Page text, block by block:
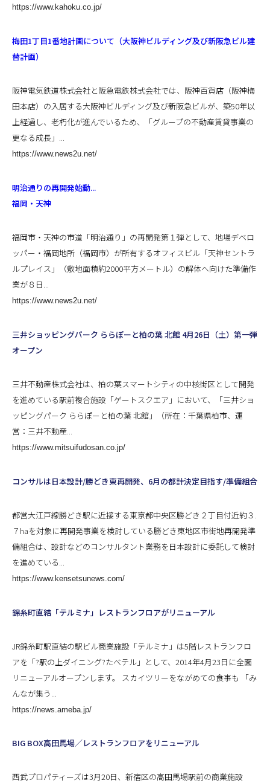
https://www.kahoku.co.jp/
梅田1丁目1番地計画について（大阪神ビルディング及び新阪急ビル建
替計画）
阪神電気鉄道株式会社と阪急電鉄株式会社では、阪神百貨店（阪神梅
田本店）の入居する大阪神ビルディング及び新阪急ビルが、築50年以
上経過し、老朽化が進んでいるため、「グループの不動産賃貸事業の
更なる成長」...
https://www.news2u.net/
明治通りの再開発始動...
福岡・天神
福岡市・天神の市道「明治通り」の再開発第１弾として、地場デベロ
ッパー・福岡地所（福岡市）が所有するオフィスビル「天神セントラ
ルプレイス」（敷地面積約2000平方メートル）の解体へ向けた準備作
業が８日...
https://www.news2u.net/
三井ショッピングパーク ららぽーと柏の葉 北館 4月26日（土）第一弾
オープン
三井不動産株式会社は、柏の葉スマートシティの中核街区として開発
を進めている駅前複合施設「ゲートスクエア」において、「三井ショ
ッピングパーク ららぽーと柏の葉 北館」（所在：千葉県柏市、運
営：三井不動産...
https://www.mitsuifudosan.co.jp/
コンサルは日本設計/勝どき東再開発、6月の都計決定目指す/準備組合
都営大江戸線勝どき駅に近接する東京都中央区勝どき２丁目付近約３.
７haを対象に再開発事業を検討している勝どき東地区市街地再開発準
備組合は、設計などのコンサルタント業務を日本設計に委託して検討
を進めている...
https://www.kensetsunews.com/
錦糸町直結「テルミナ」レストランフロアがリニューアル
JR錦糸町駅直結の駅ビル商業施設「テルミナ」は5階レストランフロ
アを「?駅の上ダイニング?たべテル」として、2014年4月23日に全面
リニューアルオープンします。 スカイツリーをながめての食事も 「み
んなが集う...
https://news.ameba.jp/
BIG BOX高田馬場／レストランフロアをリニューアル
西武プロパティーズは3月20日、新宿区の高田馬場駅前の商業施設